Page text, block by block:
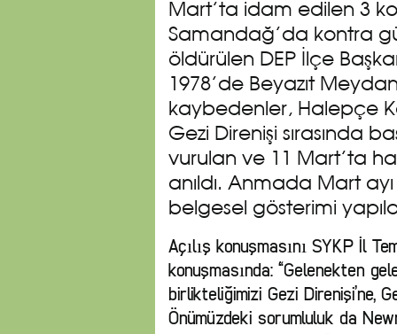
Mart’ta idam edilen 3
Samandağ’da kontra
öldürülen DEP İlçe
1978’de Beyazıt
kaybedenler, Halepçe
Gezi Direnişi sırasında
vurulan ve 11 Mart’ta
anıldı. Anmada Mart
belgesel gösterimi
Açılış konuşmasını SYKP İl
konuşmasında: “Gelenekten
birlikteliğimizi Gezi Direnişi’ne,
Önümüzdeki sorumluluk da